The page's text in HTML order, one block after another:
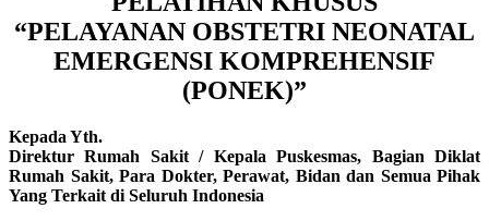
“PELAYANAN OBSTETRI NEONATAL
EMERGENSI KOMPREHENSIF
(PONEK)”
Kepada Yth.
Direktur Rumah Sakit / Kepala Puskesmas, Bagian Diklat
Rumah Sakit, Para Dokter, Perawat, Bidan dan Semua Pihak
Yang Terkait di Seluruh Indonesia